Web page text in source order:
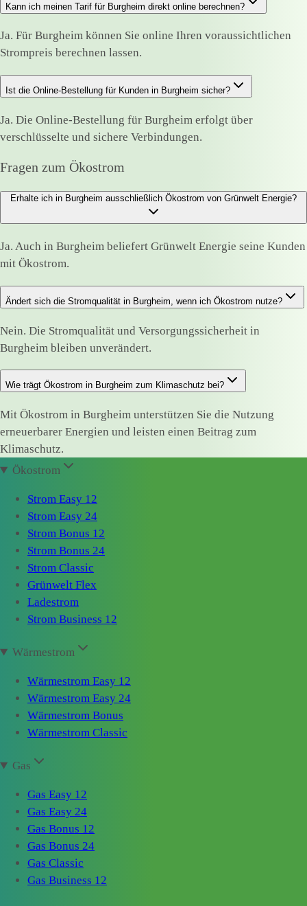
Kann ich meinen Tarif für Burgheim direkt online berechnen?
Ja. Für Burgheim können Sie online Ihren voraussichtlichen
Strompreis berechnen lassen.
Ist die Online-Bestellung für Kunden in Burgheim sicher?
Ja. Die Online-Bestellung für Burgheim erfolgt über
verschlüsselte und sichere Verbindungen.
Fragen zum Ökostrom
Erhalte ich in Burgheim ausschließlich Ökostrom von Grünwelt Energie?
Ja. Auch in Burgheim beliefert Grünwelt Energie seine Kunden
mit Ökostrom.
Ändert sich die Stromqualität in Burgheim, wenn ich Ökostrom nutze?
Nein. Die Stromqualität und Versorgungssicherheit in
Burgheim bleiben unverändert.
Wie trägt Ökostrom in Burgheim zum Klimaschutz bei?
Mit Ökostrom in Burgheim unterstützen Sie die Nutzung
erneuerbarer Energien und leisten einen Beitrag zum
Klimaschutz.
Ökostrom
Strom Easy 12
Strom Easy 24
Strom Bonus 12
Strom Bonus 24
Strom Classic
Grünwelt Flex
Ladestrom
Strom Business 12
Wärmestrom
Wärmestrom Easy 12
Wärmestrom Easy 24
Wärmestrom Bonus
Wärmestrom Classic
Gas
Gas Easy 12
Gas Easy 24
Gas Bonus 12
Gas Bonus 24
Gas Classic
Gas Business 12